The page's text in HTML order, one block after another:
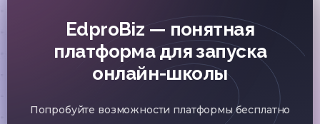
EdproBiz — понятная
платформа для запуска
онлайн-школы
Попробуйте возможности платформы бесплатно